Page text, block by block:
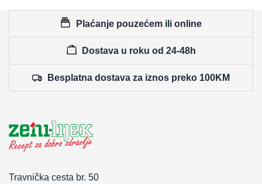
Plaćanje pouzećem ili online
Dostava u roku od 24-48h
Besplatna dostava za iznos preko 100KM
Travnička cesta br. 50